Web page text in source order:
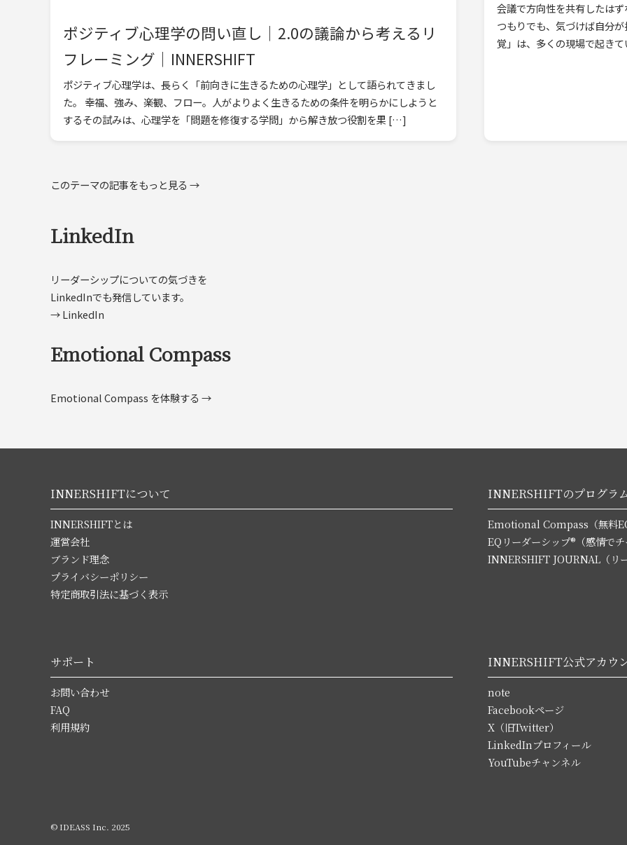
ポジティブ心理学の問い直し｜2.0の議論から考えるリ
フレーミング｜INNERSHIFT
ポジティブ心理学は、長らく「前向きに生きるための心理学」として語られてきまし
た。 幸福、強み、楽観、フロー。人がよりよく生きるための条件を明らかにしようと
するその試みは、心理学を「問題を修復する学問」から解き放つ役割を果 […]
会議で方向性を共有したは
つもりでも、気づけば自分
覚」は、多くの現場で起き
このテーマの記事をもっと見る →
LinkedIn
リーダーシップについての気づきを
LinkedInでも発信しています。
→ LinkedIn
Emotional Compass
Emotional Compass を体験する →
INNERSHIFTについて
INNERSHIFTとは
運営会社
ブランド理念
プライバシーポリシー
特定商取引法に基づく表示
INNERSHIFTのプログラ
Emotional Compass（無料
EQリーダーシップ®（感情でチ
INNERSHIFT JOURNAL（リ
サポート
お問い合わせ
FAQ
利用規約
INNERSHIFT公式アカウ
note
Facebookページ
X（旧Twitter）
LinkedInプロフィール
YouTubeチャンネル
© IDEASS Inc. 2025